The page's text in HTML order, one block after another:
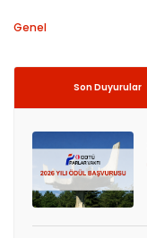
Genel
Son Duyurular